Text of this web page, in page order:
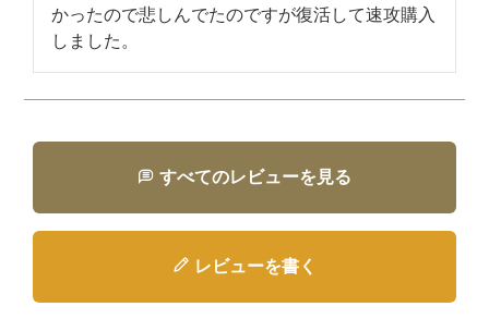
かったので悲しんでたのですが復活して速攻購入
しました。
すべてのレビューを見る
レビューを書く